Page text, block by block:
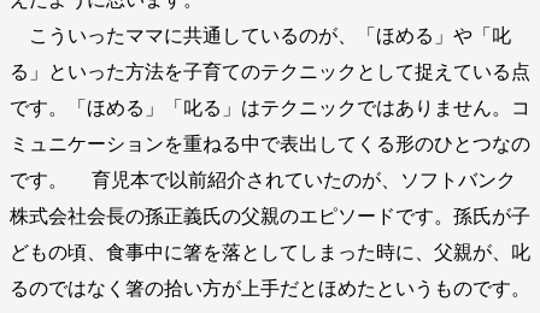
こういったママに共通しているのが、「ほめる」や「叱
る」といった方法を子育てのテクニックとして捉えている点
です。「ほめる」「叱る」はテクニックではありません。コ
ミュニケーションを重ねる中で表出してくる形のひとつなの
です。 育児本で以前紹介されていたのが、ソフトバンク
株式会社会長の孫正義氏の父親のエピソードです。孫氏が子
どもの頃、食事中に箸を落としてしまった時に、父親が、叱
るのではなく箸の拾い方が上手だとほめたというものです。